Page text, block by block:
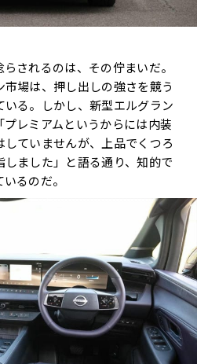
されるのは、その佇まいだ。
場は、押し出しの強さを競う
いる。しかし、新型エルグラン
レミアムというからには内装
ていませんが、上品でくつろ
ました」と語る通り、知的で
るのだ。